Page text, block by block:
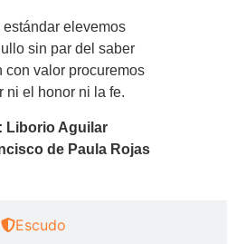
Escudo
estándar elevemos
sin par del saber
con valor procuremos
ni el honor ni la fe.
Liborio Aguilar
de Paula Rojas